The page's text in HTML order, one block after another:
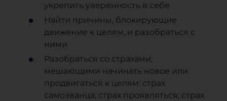
укрепить уверенность в себе
Найти причины, блокирующие
движение к целям, и разобраться с
ними
Разобраться со страхами,
мешающими начинать новое или
продвигаться к целям: страх
самозванца; страх проявляться; страх